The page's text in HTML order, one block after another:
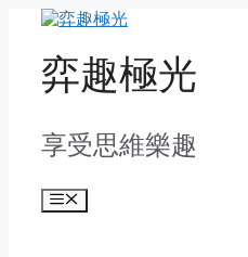
content弈趣極光
享受思維樂趣
Menu